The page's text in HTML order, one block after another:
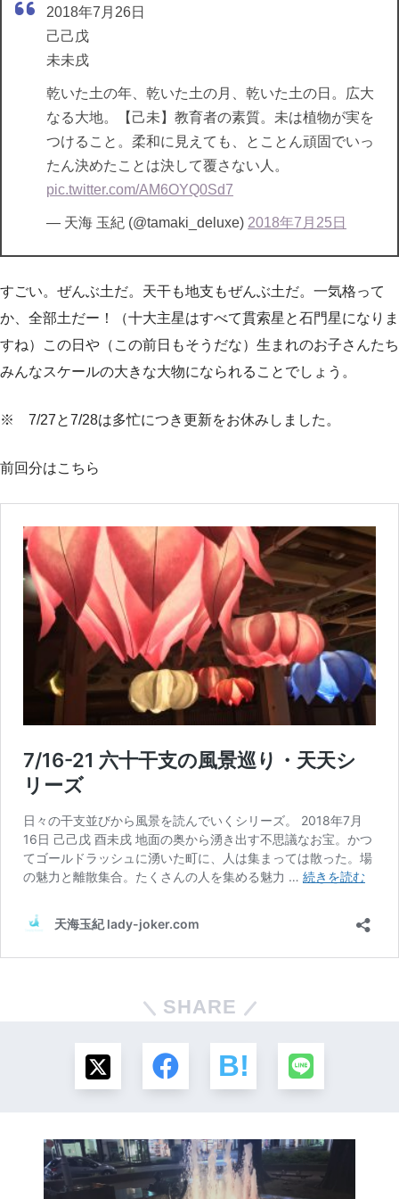
2018年7月26日
己己戊
未未戌
乾いた土の年、乾いた土の月、乾いた土の日。広大
なる大地。【己未】教育者の素質。未は植物が実を
つけること。柔和に見えても、とことん頑固でいっ
たん決めたことは決して覆さない人。
pic.twitter.com/AM6OYQ0Sd7
— 天海 玉紀 (@tamaki_deluxe) 2018年7月25日
すごい。ぜんぶ土だ。天干も地支もぜんぶ土だ。一気格って
か、全部土だー！（十大主星はすべて貫索星と石門星になりま
すね）この日や（この前日もそうだな）生まれのお子さんたち
みんなスケールの大きな大物になられることでしょう。
※ 7/27と7/28は多忙につき更新をお休みしました。
前回分はこちら
SHARE